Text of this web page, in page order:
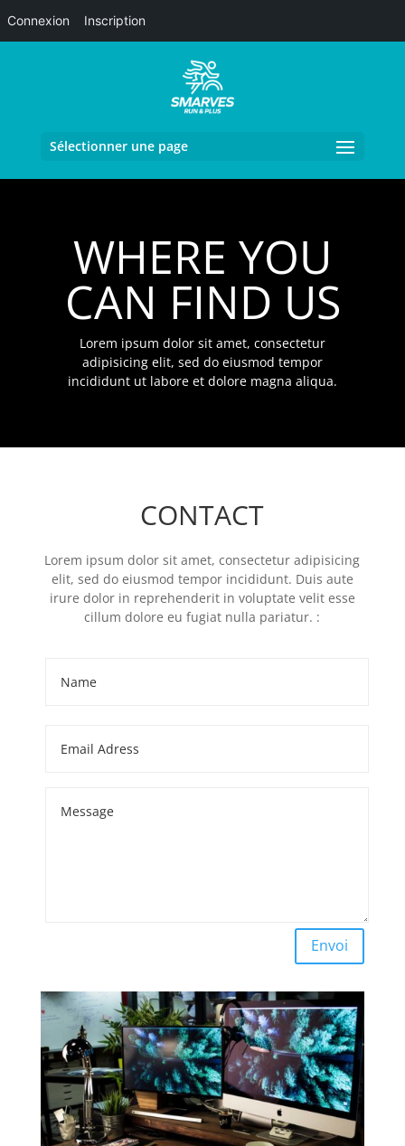
Connexion Inscription
Sélectionner une page
WHERE YOU
CAN FIND US
Lorem ipsum dolor sit amet, consectetur
adipisicing elit, sed do eiusmod tempor
incididunt ut labore et dolore magna aliqua.
CONTACT
Lorem ipsum dolor sit amet, consectetur adipisicing
elit, sed do eiusmod tempor incididunt. Duis aute
irure dolor in reprehenderit in voluptate velit esse
cillum dolore eu fugiat nulla pariatur. :
Envoi